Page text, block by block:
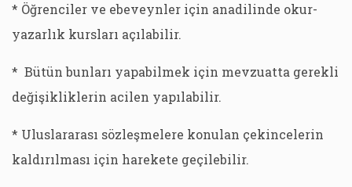
* Öğrenciler ve ebeveynler için anadilinde okur-
yazarlık kursları açılabilir.
* Bütün bunları yapabilmek için mevzuatta gerekli
değişikliklerin acilen yapılabilir.
* Uluslararası sözleşmelere konulan çekincelerin
kaldırılması için harekete geçilebilir.